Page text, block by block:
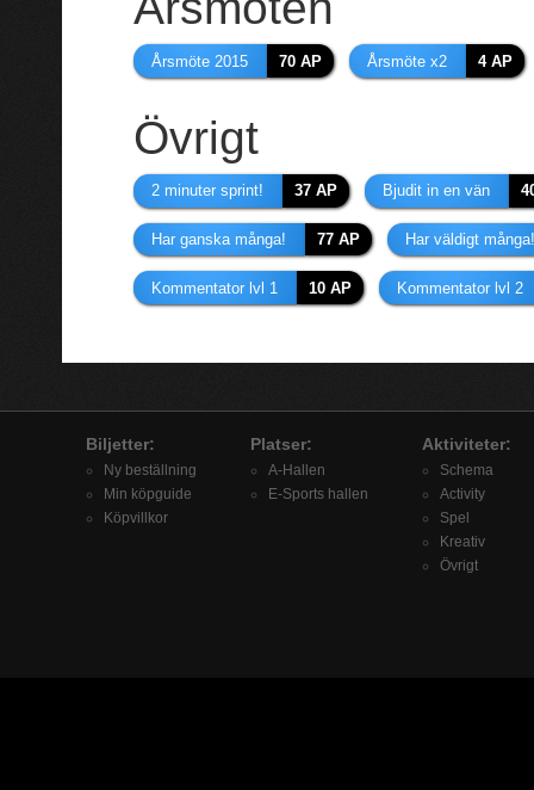
Årsmöte 2015 70 AP Årsmöte x2 4 AP
Övrigt
2 minuter sprint! 37 AP Bjudit in en vän
Har ganska många! 77 AP Har väldigt
Kommentator lvl 1 10 AP Kommentator lvl 2
Biljetter:
Ny beställning
Min köpguide
Köpvillkor
Platser:
A-Hallen
E-Sports hallen
Aktiviteter:
Schema
Activity
Spel
Kreativ
Övrigt